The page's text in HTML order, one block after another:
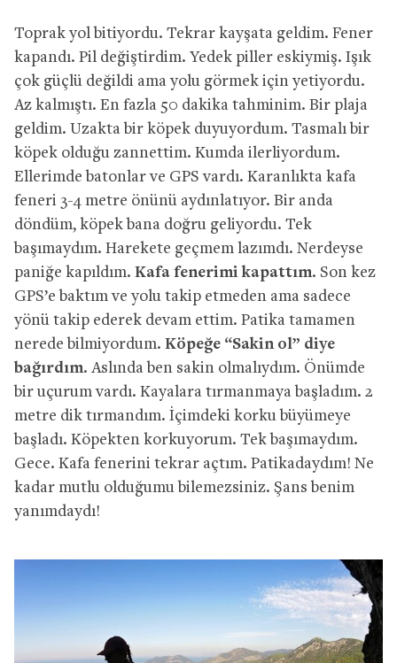
Toprak yol bitiyordu. Tekrar kayşata geldim. Fener
kapandı. Pil değiştirdim. Yedek piller eskiymiş. Işık
çok güçlü değildi ama yolu görmek için yetiyordu.
Az kalmıştı. En fazla 50 dakika tahminim. Bir plaja
geldim. Uzakta bir köpek duyuyordum. Tasmalı bir
köpek olduğu zannettim. Kumda ilerliyordum.
Ellerimde batonlar ve GPS vardı. Karanlıkta kafa
feneri 3-4 metre önünü aydınlatıyor. Bir anda
döndüm, köpek bana doğru geliyordu. Tek
başımaydım. Harekete geçmem lazımdı. Nerdeyse
paniğe kapıldım. Kafa fenerimi kapattım. Son kez
GPS’e baktım ve yolu takip etmeden ama sadece
yönü takip ederek devam ettim. Patika tamamen
nerede bilmiyordum. Köpeğe “Sakin ol” diye
bağırdım. Aslında ben sakin olmalıydım. Önümde
bir uçurum vardı. Kayalara tırmanmaya başladım. 2
metre dik tırmandım. İçimdeki korku büyümeye
başladı. Köpekten korkuyorum. Tek başımaydım.
Gece. Kafa fenerini tekrar açtım. Patikadaydım! Ne
kadar mutlu olduğumu bilemezsiniz. Şans benim
yanımdaydı!